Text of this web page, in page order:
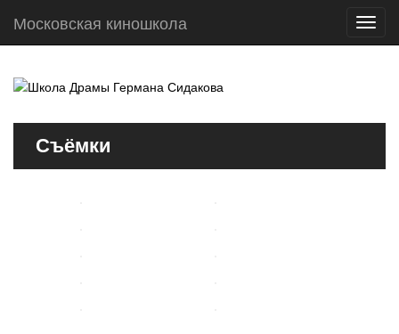
Московская киношкола
Съёмки